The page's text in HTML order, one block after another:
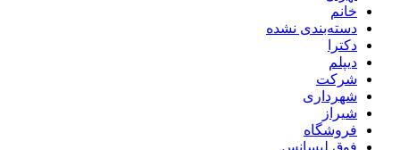
خانم
دسته‌بندی نشده
دکترا
دیپلم
شرکت
شهرداری
شیراز
فروشگاه
فوق لیسانس